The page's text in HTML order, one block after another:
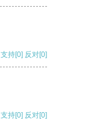
支持[0] 反对[0]
支持[0] 反对[0]